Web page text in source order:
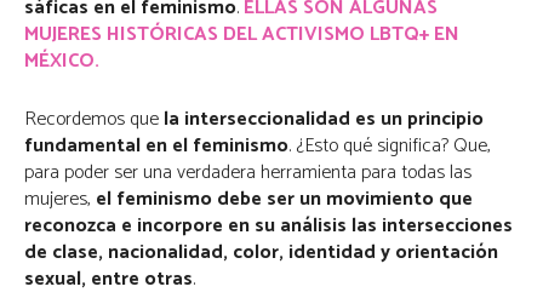
sáficas en el feminismo.ELLAS SON ALGUNAS
MUJERES HISTÓRICAS DEL ACTIVISMO LBTQ+ EN
MÉXICO.
Recordemos quela interseccionalidad es un principio
fundamental en el feminismo. ¿Esto qué significa? Que,
para poder ser una verdadera herramienta para todas las
mujeres, el feminismo debe ser un movimiento que
reconozca e incorpore en su análisis las intersecciones
de clase, nacionalidad, color, identidad y orientación
sexual, entre otras.